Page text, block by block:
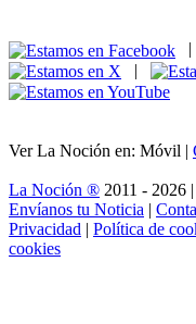
|
Ver La Noción en: Móvil |
La Noción ® 2011 - 2026 |
Envíanos tu Noticia |
Privacidad | Política de
cookies